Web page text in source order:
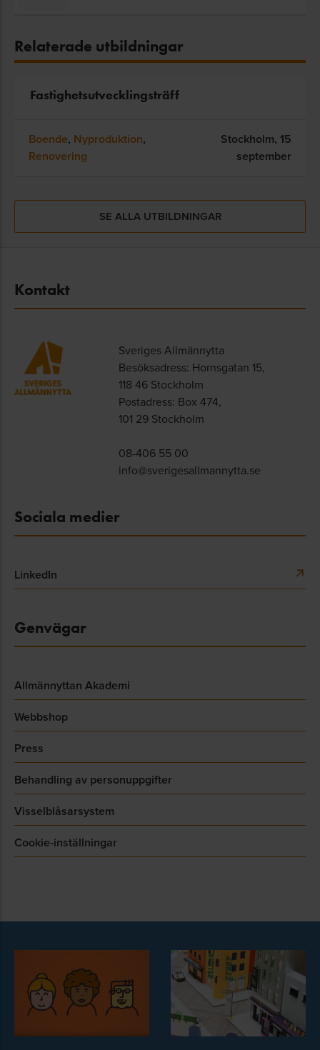
Relaterade utbildningar
Fastighetsutvecklingsträff
Boende, Nyproduktion,
Renovering
Stockholm, 15
september
SE ALLA UTBILDNINGAR
Kontakt
Sveriges Allmännytta
Besöksadress: Hornsgatan 15,
118 46 Stockholm
Postadress: Box 474,
101 29 Stockholm
08-406 55 00
info@sverigesallmannytta.se
Sociala medier
LinkedIn
Genvägar
Allmännyttan Akademi
Webbshop
Press
Behandling av personuppgifter
Visselblåsarsystem
Cookie-inställningar